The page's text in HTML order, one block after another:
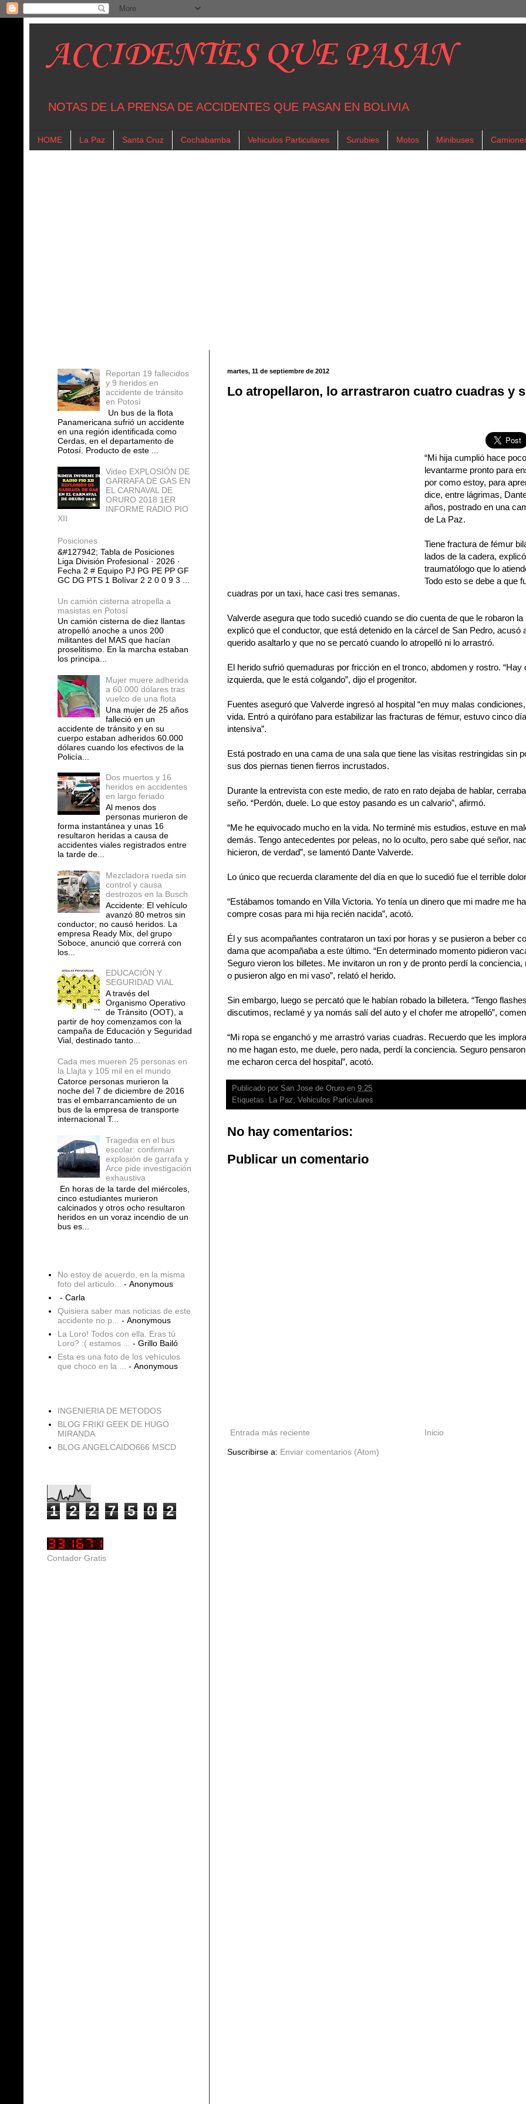
ACCIDENTES QUE PASAN
NOTAS DE LA PRENSA DE ACCIDENTES QUE PASAN EN BOLIVIA
HOME La Paz Santa Cruz Cochabamba Vehiculos Particulares Surubies Motos Minibuses
martes, 11 de septiembre de 2012
Lo atropellaron, lo arrastraron cuatro cuadras y
“Mi hija cumplió hace
levantarme pronto para
por como estoy, para
dice, entre lágrimas,
años, postrado en una
de La Paz.
Tiene fractura de fémur
lados de la cadera,
traumatólogo que lo
Todo esto se debe a que
cuadras por un taxi, hace casi tres semanas.
Valverde asegura que todo sucedió cuando se dio cuenta de que le robaron la
explicó que el conductor, que está detenido en la cárcel de San Pedro, acusó
querido asaltarlo y que no se percató cuando lo atropelló ni lo arrastró.
El herido sufrió quemaduras por fricción en el tronco, abdomen y rostro. “Hay
izquierda, que le está colgando”, dijo el progenitor.
Fuentes aseguró que Valverde ingresó al hospital “en muy malas
vida. Entró a quirófano para estabilizar las fracturas de fémur, estuvo cinco
intensiva”.
Está postrado en una cama de una sala que tiene las visitas restringidas sin
sus dos piernas tienen fierros incrustados.
Durante la entrevista con este medio, de rato en rato dejaba de hablar,
seño. “Perdón, duele. Lo que estoy pasando es un calvario”, afirmó.
“Me he equivocado mucho en la vida. No terminé mis estudios, estuve en
demás. Tengo antecedentes por peleas, no lo oculto, pero sabe qué señor,
hicieron, de verdad”, se lamentó Dante Valverde.
Lo único que recuerda claramente del día en que lo sucedió fue el terrible
“Estábamos tomando en Villa Victoria. Yo tenía un dinero que mi madre me
compre cosas para mi hija recién nacida”, acotó.
Él y sus acompañantes contrataron un taxi por horas y se pusieron a beber
dama que acompañaba a este último. “En determinado momento pidieron
Seguro vieron los billetes. Me invitaron un ron y de pronto perdí la
o pusieron algo en mi vaso”, relató el herido.
Sin embargo, luego se percató que le habían robado la billetera. “Tengo
discutimos, reclamé y ya nomás salí del auto y el chofer me atropelló”,
“Mi ropa se enganchó y me arrastró varias cuadras. Recuerdo que les
no me hagan esto, me duele, pero nada, perdí la conciencia. Seguro
me echaron cerca del hospital”, acotó.
Publicado por San Jose de Oruro en 9:25
Etiquetas: La Paz, Vehiculos Particulares
No hay comentarios:
Publicar un comentario
Entrada más reciente Inicio
Suscribirse a: Enviar comentarios (Atom)
Reportan 19 fallecidos
y 9 heridos en
accidente de tránsito
en Potosí
Un bus de la flota
Panamericana sufrió un accidente
en una región identificada como
Cerdas, en el departamento de
Potosí. Producto de este ...
Video EXPLOSIÓN DE
GARRAFA DE GAS EN
EL CARNAVAL DE
ORURO 2018 1ER
INFORME RADIO PIO
XII
Posiciones
&#127942; Tabla de Posiciones
Liga División Profesional · 2026 ·
Fecha 2 # Equipo PJ PG PE PP GF
GC DG PTS 1 Bolívar 2 2 0 0 9 3 ...
Un camión cisterna atropella a
masistas en Potosí
Un camión cisterna de diez llantas
atropelló anoche a unos 200
militantes del MAS que hacían
proselitismo. En la marcha estaban
los principa...
Mujer muere adherida
a 60.000 dólares tras
vuelco de una flota
Una mujer de 25 años
falleció en un
accidente de tránsito y en su
cuerpo estaban adheridos 60.000
dólares cuando los efectivos de la
Policía...
Dos muertos y 16
heridos en accidentes
en largo feriado
Al menos dos
personas murieron de
forma instantánea y unas 16
resultaron heridas a causa de
accidentes viales registrados entre
la tarde de...
Mezcladora rueda sin
control y causa
destrozos en la Busch
Accidente: El vehículo
avanzó 80 metros sin
conductor; no causó heridos. La
empresa Ready Mix, del grupo
Soboce, anunció que correrá con
los...
EDUCACIÓN Y
SEGURIDAD VIAL
A través del
Organismo Operativo
de Tránsito (OOT), a
partir de hoy comenzamos con la
campaña de Educación y Seguridad
Vial, destinado tanto...
Cada mes mueren 25 personas en
la Llajta y 105 mil en el mundo
Catorce personas murieron la
noche del 7 de diciembre de 2016
tras el embarrancamiento de un
bus de la empresa de transporte
internacional T...
Tragedia en el bus
escolar: confirman
explosión de garrafa y
Arce pide investigación
exhaustiva
En horas de la tarde del miércoles,
cinco estudiantes murieron
calcinados y otros ocho resultaron
heridos en un voraz incendio de un
bus es...
No estoy de acuerdo, en la misma
foto del articulo...
- Anonymous
- Carla
Quisiera saber mas noticias de este
accidente no p...
- Anonymous
La Loro! Todos con ella. Eras tú
Loro? :( estamos ...
- Grillo Bailó
Esta es una foto de los vehículos
que choco en la ...
- Anonymous
INGENIERIA DE METODOS
BLOG FRIKI GEEK DE HUGO
MIRANDA
BLOG ANGELCAIDO666 MSCD
1 2 2 7 5 0 2
Contador Gratis